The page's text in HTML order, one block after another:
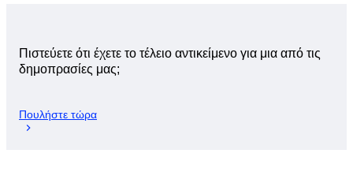
Πιστεύετε ότι έχετε το τέλειο αντικείμενο για μια από τις
δημοπρασίες μας;
Πουλήστε τώρα